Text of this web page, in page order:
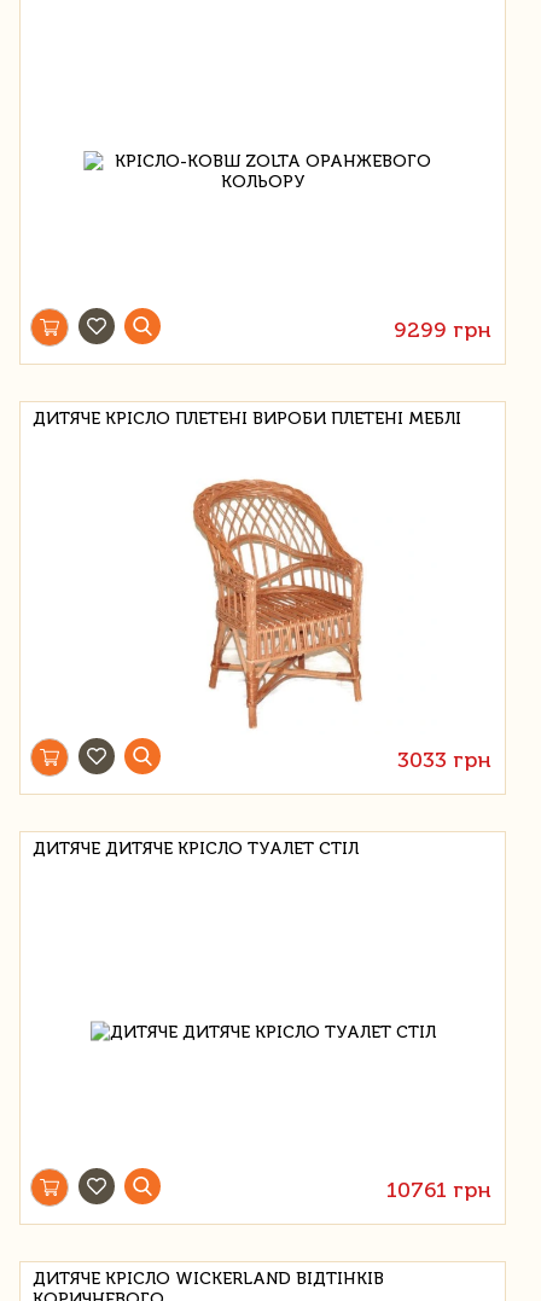
9299 грн
ДИТЯЧЕ КРІСЛО ПЛЕТЕНІ ВИРОБИ ПЛЕТЕНІ МЕБЛІ
3033 грн
ДИТЯЧЕ ДИТЯЧЕ КРІСЛО ТУАЛЕТ СТІЛ
10761 грн
ДИТЯЧЕ КРІСЛО WICKERLAND ВІДТІНКІВ